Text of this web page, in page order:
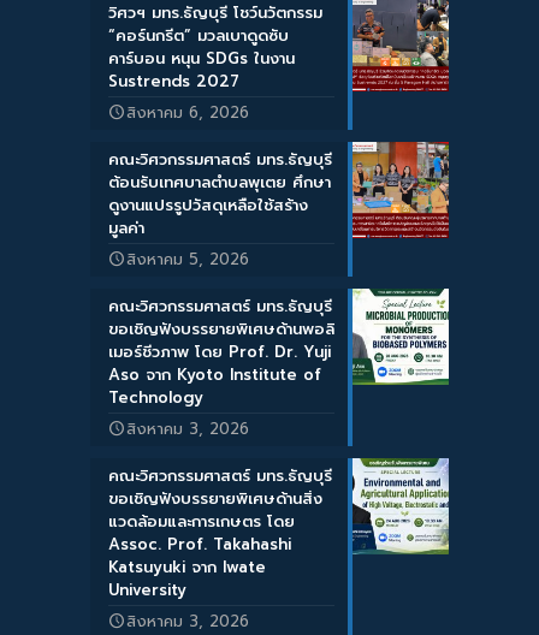
วิศวฯ มทร.ธัญบุรี โชว์นวัตกรรม
“คอร์นกรีต” มวลเบาดูดซับ
คาร์บอน หนุน SDGs ในงาน
Sustrends 2027
สิงหาคม 6, 2026
คณะวิศวกรรมศาสตร์ มทร.ธัญบุรี
ต้อนรับเทศบาลตำบลพุเตย ศึกษา
ดูงานแปรรูปวัสดุเหลือใช้สร้าง
มูลค่า
สิงหาคม 5, 2026
คณะวิศวกรรมศาสตร์ มทร.ธัญบุรี
ขอเชิญฟังบรรยายพิเศษด้านพอลิ
เมอร์ชีวภาพ โดย Prof. Dr. Yuji
Aso จาก Kyoto Institute of
Technology
สิงหาคม 3, 2026
คณะวิศวกรรมศาสตร์ มทร.ธัญบุรี
ขอเชิญฟังบรรยายพิเศษด้านสิ่ง
แวดล้อมและการเกษตร โดย
Assoc. Prof. Takahashi
Katsuyuki จาก Iwate
University
สิงหาคม 3, 2026